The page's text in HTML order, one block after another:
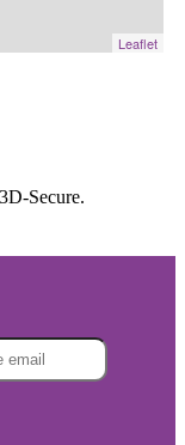
Leaflet
Secure.